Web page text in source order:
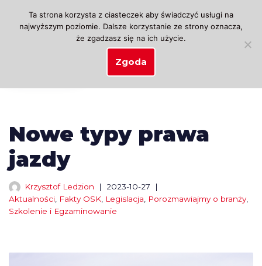
Przejdź
Nowe typy prawa
jazdy
Krzysztof Ledzion
2023-10-27
Aktualności Fakty OSK Legislacja Porozmawiajmy o branży,
Szkolenie i Egzaminowanie
Ta strona korzysta z ciasteczek aby świadczyć usługi na
najwyższym poziomie. Dalsze korzystanie ze strony oznacza,
że zgadzasz się na ich użycie.
Zgoda